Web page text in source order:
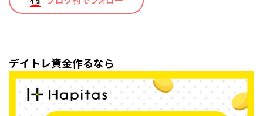
デイトレ資金作るなら